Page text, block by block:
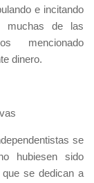
e incitando
muchas de las
mencionado
dinero.
se
hubiesen sido
se dedican a